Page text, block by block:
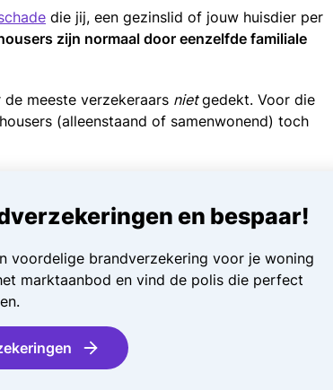
die jij, een gezinslid of jouw huisdier per
zijn normaal door eenzelfde familiale
meeste verzekeraars nietgedekt. Voor die
(alleenstaand of samenwonend) toch
en bespaar!
voordelige brandverzekering voor je woning
marktaanbod en vind de polis die perfect